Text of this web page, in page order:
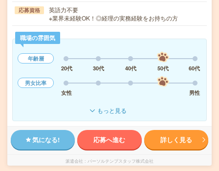
応募資格
英語力不要
※業界未経験OK！◎経理の実務経験をお持ちの方
職場の雰囲気
年齢層
20代
30代 40代 50代
60代
男女比率
女性
男性
もっと見る
気になる! 応募へ進む 詳しく見る
派遣会社 パーソルテンプスタッフ株式会社